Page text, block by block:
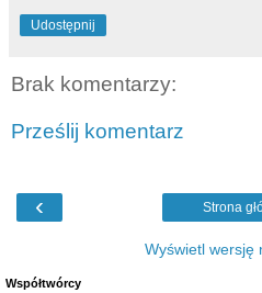
Udostępnij
Brak komentarzy:
Prześlij komentarz
‹ Strona
Wyświetl wersję
Współtwórcy